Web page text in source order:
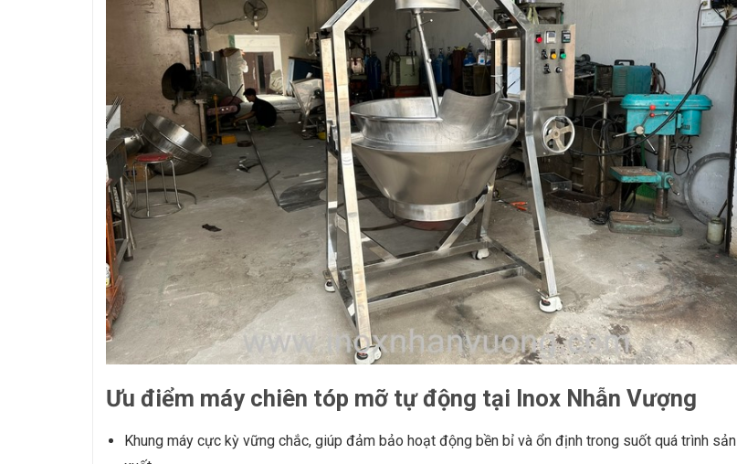
Ưu điểm máy chiên tóp mỡ tự động tại Inox Nhẫn Vượng
Khung máy cực kỳ vững chắc, giúp đảm bảo hoạt động bền bỉ và ổn định trong suốt quá trình sản